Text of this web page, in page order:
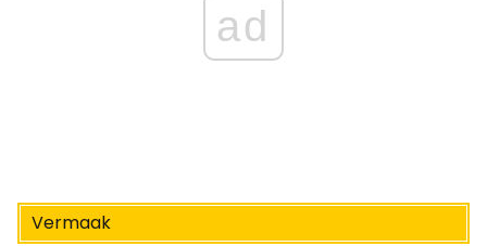
ad
Vermaak